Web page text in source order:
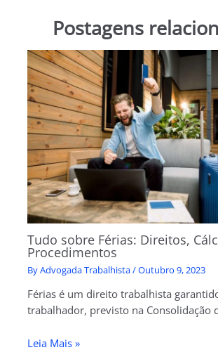
Postagens
Tudo sobre Férias: Direitos,
Procedimentos
ByAdvogada Trabalhista/Outubro 9, 2023
Férias é um direito trabalhista
trabalhador, previsto na Consolidação
Leia Mais »